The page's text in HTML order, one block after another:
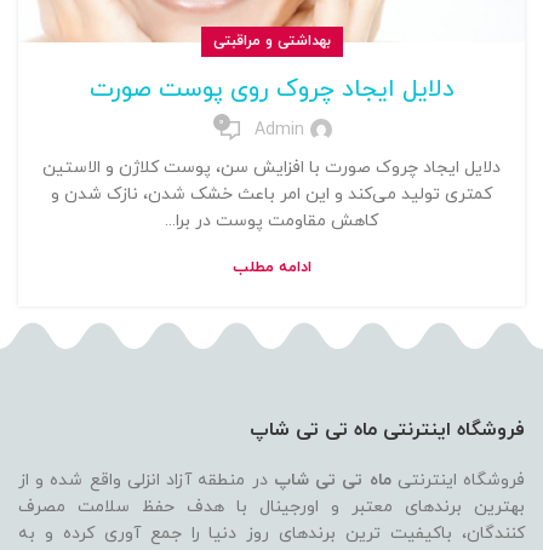
بهداشتی و مراقبتی
دلایل ایجاد چروک روی پوست صورت
Admin
0
دلایل ایجاد چروک صورت با افزایش سن، پوست کلاژن و الاستین
کمتری تولید می‌کند و این امر باعث خشک شدن، نازک شدن و
کاهش مقاومت پوست در برا...
ادامه مطلب
فروشگاه اینترنتی ماه تی تی شاپ
فروشگاه اینترنتیماه تی تی شاپ در منطقه آزاد انزلی واقع شده و از
بهترین برندهای معتبر و اورجینال با هدف حفظ سلامت مصرف
کنندگان، باکیفیت ترین برندهای روز دنیا را جمع آوری کرده و به